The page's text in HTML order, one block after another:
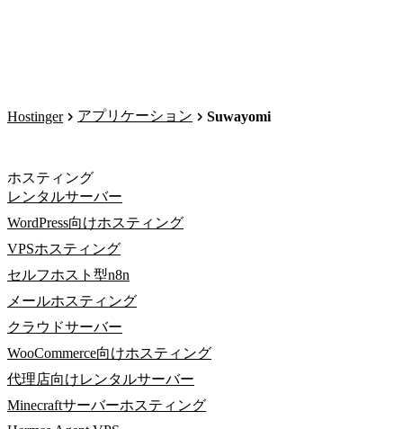
Hostinger アプリケーション Suwayomi
ホスティング
レンタルサーバー
WordPress向けホスティング
VPSホスティング
セルフホスト型n8n
メールホスティング
クラウドサーバー
WooCommerce向けホスティング
代理店向けレンタルサーバー
Minecraftサーバーホスティング